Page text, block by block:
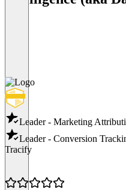
Leader - Marketing
Leader - Conversion
Tracify